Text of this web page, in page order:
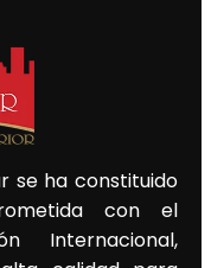
se ha constituido
con el
Internacional,